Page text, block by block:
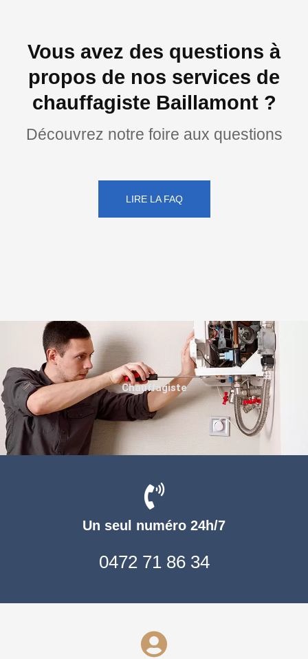
Vous avez des questions à
propos de nos services de
chauffagiste Baillamont ?
Découvrez notre foire aux questions
LIRE LA FAQ
Un seul numéro 24h/7
0472 71 86 34
Chauffagiste